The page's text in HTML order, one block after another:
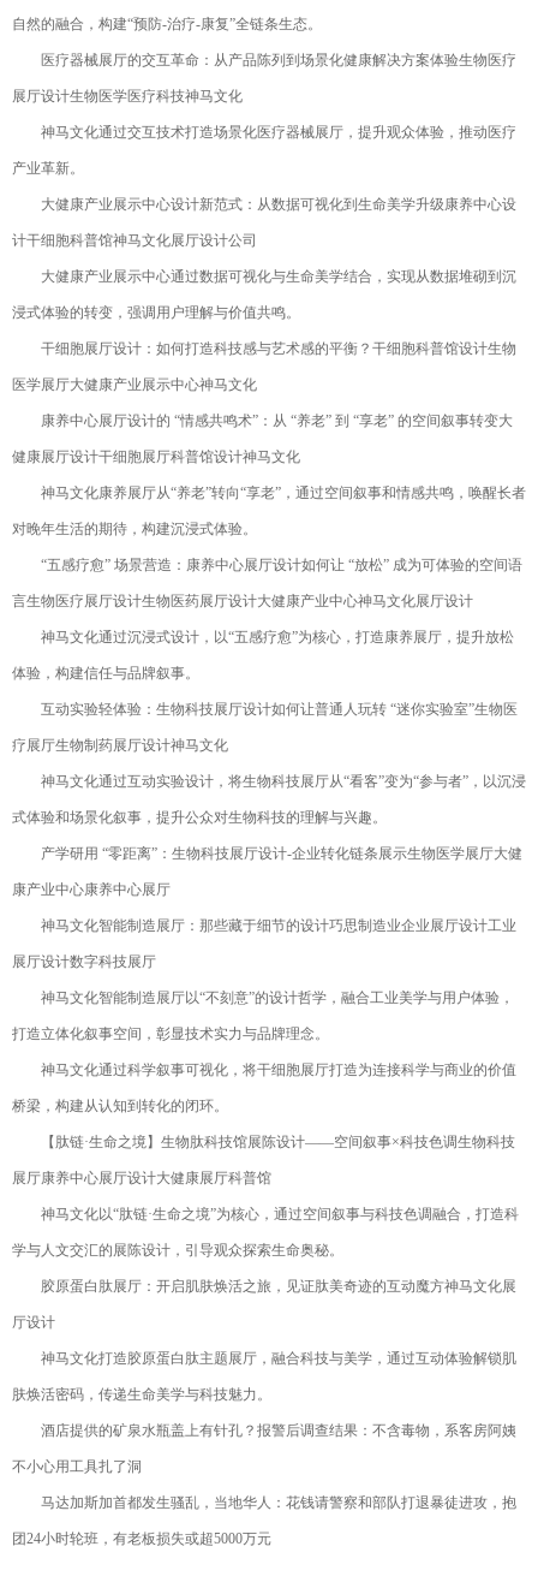
自然的融合，构建“预防-治疗-康复”全链条生态。
医疗器械展厅的交互革命：从产品陈列到场景化健康解决方案体验生物医疗
展厅设计生物医学医疗科技神马文化
神马文化通过交互技术打造场景化医疗器械展厅，提升观众体验，推动医疗
产业革新。
大健康产业展示中心设计新范式：从数据可视化到生命美学升级康养中心设
计干细胞科普馆神马文化展厅设计公司
大健康产业展示中心通过数据可视化与生命美学结合，实现从数据堆砌到沉
浸式体验的转变，强调用户理解与价值共鸣。
干细胞展厅设计：如何打造科技感与艺术感的平衡？干细胞科普馆设计生物
医学展厅大健康产业展示中心神马文化
康养中心展厅设计的 “情感共鸣术”：从 “养老” 到 “享老” 的空间叙事转变大
健康展厅设计干细胞展厅科普馆设计神马文化
神马文化康养展厅从“养老”转向“享老”，通过空间叙事和情感共鸣，唤醒长者
对晚年生活的期待，构建沉浸式体验。
“五感疗愈” 场景营造：康养中心展厅设计如何让 “放松” 成为可体验的空间语
言生物医疗展厅设计生物医药展厅设计大健康产业中心神马文化展厅设计
神马文化通过沉浸式设计，以“五感疗愈”为核心，打造康养展厅，提升放松
体验，构建信任与品牌叙事。
互动实验轻体验：生物科技展厅设计如何让普通人玩转 “迷你实验室”生物医
疗展厅生物制药展厅设计神马文化
神马文化通过互动实验设计，将生物科技展厅从“看客”变为“参与者”，以沉浸
式体验和场景化叙事，提升公众对生物科技的理解与兴趣。
产学研用 “零距离”：生物科技展厅设计-企业转化链条展示生物医学展厅大健
康产业中心康养中心展厅
神马文化智能制造展厅：那些藏于细节的设计巧思制造业企业展厅设计工业
展厅设计数字科技展厅
神马文化智能制造展厅以“不刻意”的设计哲学，融合工业美学与用户体验，
打造立体化叙事空间，彰显技术实力与品牌理念。
神马文化通过科学叙事可视化，将干细胞展厅打造为连接科学与商业的价值
桥梁，构建从认知到转化的闭环。
【肽链·生命之境】生物肽科技馆展陈设计——空间叙事×科技色调生物科技
展厅康养中心展厅设计大健康展厅科普馆
神马文化以“肽链·生命之境”为核心，通过空间叙事与科技色调融合，打造科
学与人文交汇的展陈设计，引导观众探索生命奥秘。
胶原蛋白肽展厅：开启肌肤焕活之旅，见证肽美奇迹的互动魔方神马文化展
厅设计
神马文化打造胶原蛋白肽主题展厅，融合科技与美学，通过互动体验解锁肌
肤焕活密码，传递生命美学与科技魅力。
酒店提供的矿泉水瓶盖上有针孔？报警后调查结果：不含毒物，系客房阿姨
不小心用工具扎了洞
马达加斯加首都发生骚乱，当地华人：花钱请警察和部队打退暴徒进攻，抱
团24小时轮班，有老板损失或超5000万元